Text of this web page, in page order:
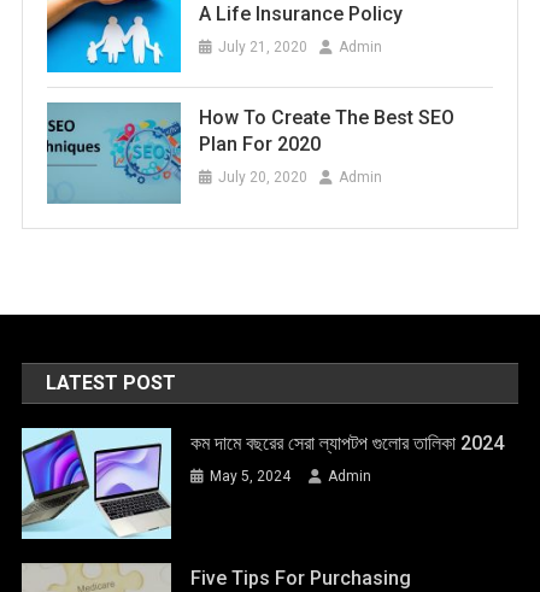
A Life Insurance Policy
July 21, 2020 Admin
How To Create The Best SEO
Plan For 2020
July 20, 2020 Admin
LATEST POST
কম দামে বছরের সেরা ল্যাপটপ গুলোর তালিকা 2024
May 5, 2024 Admin
Five Tips For Purchasing